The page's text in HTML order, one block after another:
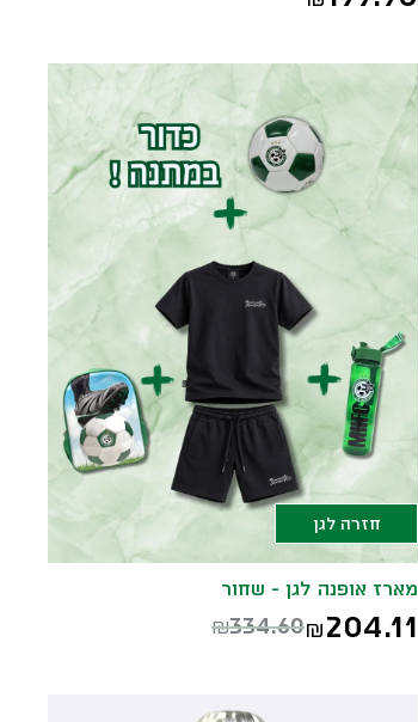
חזרה לגן
מארז אופנה לגן - שחור
₪204.11
334.60
₪